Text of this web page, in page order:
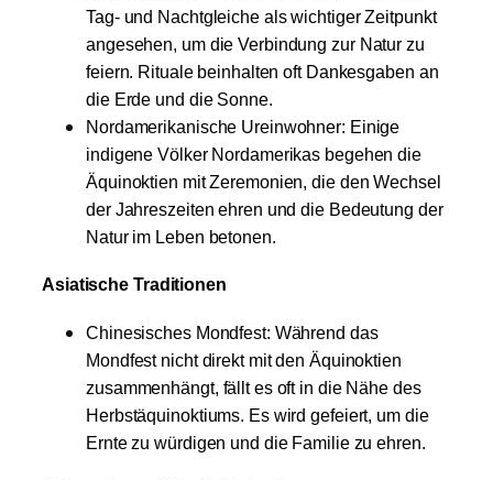
Tag- und Nachtgleiche als wichtiger Zeitpunkt
angesehen, um die Verbindung zur Natur zu
feiern. Rituale beinhalten oft Dankesgaben an
die Erde und die Sonne.
Nordamerikanische Ureinwohner: Einige
indigene Völker Nordamerikas begehen die
Äquinoktien mit Zeremonien, die den Wechsel
der Jahreszeiten ehren und die Bedeutung der
Natur im Leben betonen.
Asiatische Traditionen
Chinesisches Mondfest: Während das
Mondfest nicht direkt mit den Äquinoktien
zusammenhängt, fällt es oft in die Nähe des
Herbstäquinoktiums. Es wird gefeiert, um die
Ernte zu würdigen und die Familie zu ehren.